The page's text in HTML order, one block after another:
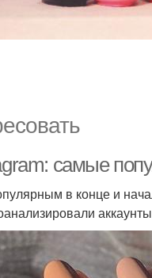
самые
в конце и